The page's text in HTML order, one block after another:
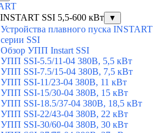
SSI 5,5-600 кВт
▼
Устройства плавного пуска INSTART
серии SSI
Обзор УПП Instart SSI
УПП SSI-5.5/11-04 380В, 5,5 кВт
УПП SSI-7.5/15-04 380В, 7,5 кВт
УПП SSI-11/23-04 380В, 11 кВт
УПП SSI-15/30-04 380В, 15 кВт
УПП SSI-18.5/37-04 380В, 18,5 кВт
УПП SSI-22/43-04 380В, 22 кВт
УПП SSI-30/60-04 380В, 30 кВт